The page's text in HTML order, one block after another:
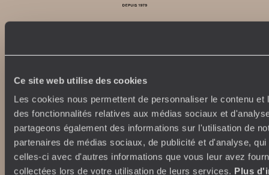
Ce site web utilise des cookies
Les cookies nous permettent de personnaliser le contenu et
des fonctionnalités relatives aux médias sociaux et
partageons également des informations sur l'utilisation de
partenaires de médias sociaux, de publicité et d'analyse,
celles-ci avec d'autres informations que vous leur avez
collectées lors de votre utilisation de leurs services. Plus
Abonnez-vous à notre newsletter
Lire notre politique de confidentialité
Nos engagements
100% carbone absorbé
Idées voyages
On part où ?